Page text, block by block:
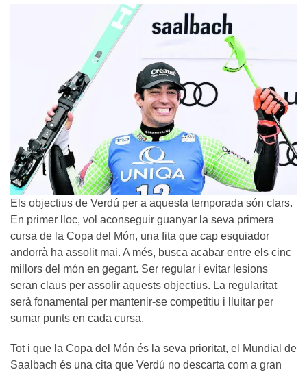
Els objectius de Verdú per a aquesta temporada són clars.
En primer lloc, vol aconseguir guanyar la seva primera
cursa de la Copa del Món, una fita que cap esquiador
andorrà ha assolit mai. A més, busca acabar entre els cinc
millors del món en gegant. Ser regular i evitar lesions
seran claus per assolir aquests objectius. La regularitat
serà fonamental per mantenir-se competitiu i lluitar per
sumar punts en cada cursa.
Tot i que la Copa del Món és la seva prioritat, el Mundial de
Saalbach és una cita que Verdú no descarta com a gran